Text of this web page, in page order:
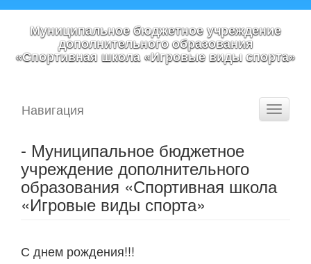
Муниципальное бюджетное учреждение
дополнительного образования
«Спортивная школа «Игровые виды спорта»
Toggle
Навигация
- Муниципальное бюджетное
учреждение дополнительного
образования «Спортивная школа
«Игровые виды спорта»
С днем рождения!!!